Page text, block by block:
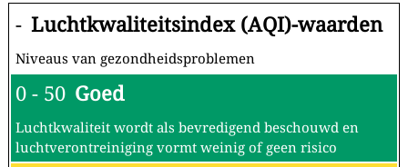
- Luchtkwaliteitsindex (AQI)-waarden
Niveaus van gezondheidsproblemen
0 - 50 Goed
Luchtkwaliteit wordt als bevredigend beschouwd en
luchtverontreiniging vormt weinig of geen risico